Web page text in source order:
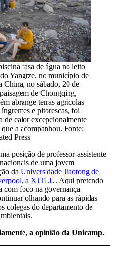
rasa de água no leito
Yangtze, no município de
China, no sábado, 20 de
de Chongqing,
abrange terras agrícolas
e pitorescas, foi
de calor excepcionalmente
a acompanhou. Fonte:
Press
posição de professor-assistente
de uma jovem
da Universidade Jiaotong de
a XJTLU. Aqui pretendo
com foco na governança
olhando para as rápidas
colegas do departamento de
a opinião da Unicamp.